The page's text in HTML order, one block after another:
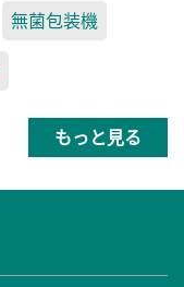
無菌包装機
もっと見る